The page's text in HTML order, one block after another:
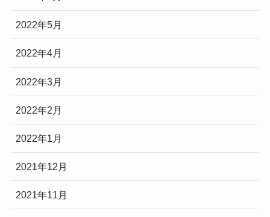
2022年5月
2022年4月
2022年3月
2022年2月
2022年1月
2021年12月
2021年11月